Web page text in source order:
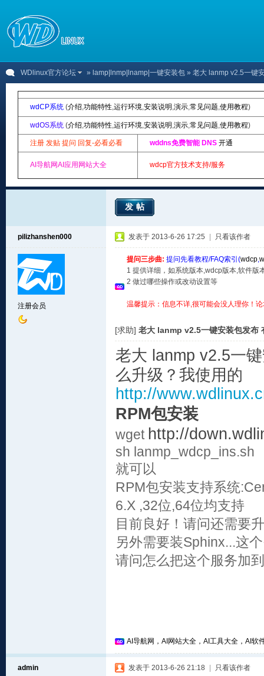
WDlinux官方论坛 » lamp|lnmp|lnamp|一键安装包 » 老大 lanmp v2.5一键
wdCP系统 (介绍,功能特性,运行环境,安装说明 ,演示,常见问题,使用教程)
wdOS系统 (介绍,功能特性,运行环境,安装说明 ,演示,常见问题,使用教程)
注册 发贴 提问 回复-必看必看 wddns免费智能 DNS 开通
AI导航网AI应用网站大全 wdcp官方技术支持/服务
发帖
pilizhanshen000
注册会员
发表于 2013-6-26 17:25 只看该作者
提问三步曲: 提问先看教程/FAQ索引(wdcp,
1 提供详细，如系统版本,wdcp版本,软件版
2 做过哪些操作或改动设置等
温馨提示：信息不详,很可能会没人理你！
[求助] 老大 lanmp v2.5一键安装包发布
老大 lanmp v2.5一
么升级？我使用的
http://
RPM包安装
wget http://
sh lanmp_wdcp_ins.sh
就可以
RPM包安装支持系统
6.X ,32位,64位均支持
目前良好！请问还需要
另外需要装Sphinx...这
请问怎么把这个服务加
AI导航网，AI网站大全，AI工具大全，AI软
admin 发表于 2013-6-26 21:18 只看该作者